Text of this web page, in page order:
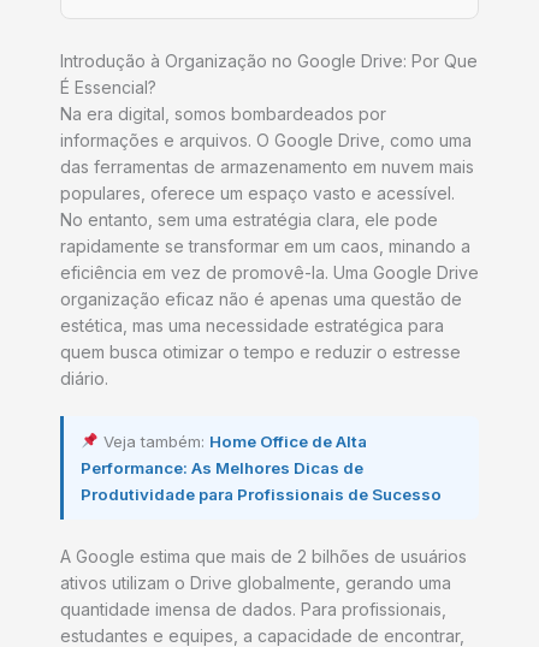
Introdução à Organização no Google Drive: Por Que
É Essencial?
Na era digital, somos bombardeados por
informações e arquivos. O Google Drive, como uma
das ferramentas de armazenamento em nuvem mais
populares, oferece um espaço vasto e acessível.
No entanto, sem uma estratégia clara, ele pode
rapidamente se transformar em um caos, minando a
eficiência em vez de promovê-la. Uma Google Drive
organização eficaz não é apenas uma questão de
estética, mas uma necessidade estratégica para
quem busca otimizar o tempo e reduzir o estresse
diário.
Veja também: Home Office de Alta
Performance: As Melhores Dicas de
Produtividade para Profissionais de Sucesso
A Google estima que mais de 2 bilhões de usuários
ativos utilizam o Drive globalmente, gerando uma
quantidade imensa de dados. Para profissionais,
estudantes e equipes, a capacidade de encontrar,